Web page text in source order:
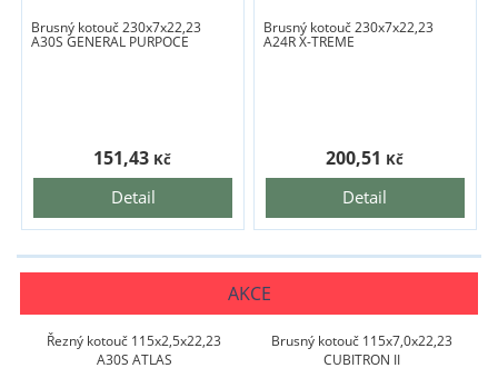
Brusný kotouč 230x7x22,23
A30S GENERAL PURPOCE
Detail
151,43 Kč
Brusný kotouč 230x7x22,23
A24R X-TREME
Detail
200,51 Kč
AKCE
Řezný kotouč 115x2,5x22,23
A30S ATLAS
Brusný kotouč 115x7,0x22,23
CUBITRON II